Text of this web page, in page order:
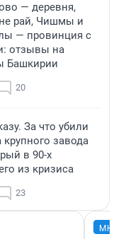
— деревня,
рай, Чишмы и
— провинция с
отзывы на
Башкирии
20
За что убили
крупного завода
в 90-х
из кризиса
23